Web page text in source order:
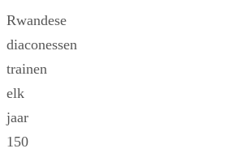
Rwandese
diaconessen
trainen
elk
jaar
150